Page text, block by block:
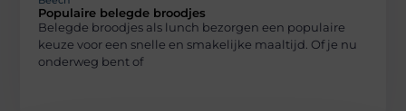
Populaire belegde broodjes
Belegde broodjes als lunch bezorgen een populaire
keuze voor een snelle en smakelijke maaltijd. Of je nu
onderweg bent of